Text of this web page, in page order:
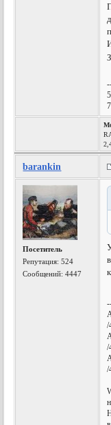
barankin
Посетитель
Репутация:524
Сообщений: 4447
/
/
/